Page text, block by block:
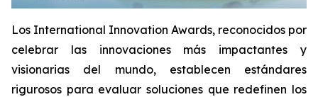
Los International Innovation Awards, reconocidos por
celebrar las innovaciones más impactantes y
visionarias del mundo, establecen estándares
rigurosos para evaluar soluciones que redefinen los